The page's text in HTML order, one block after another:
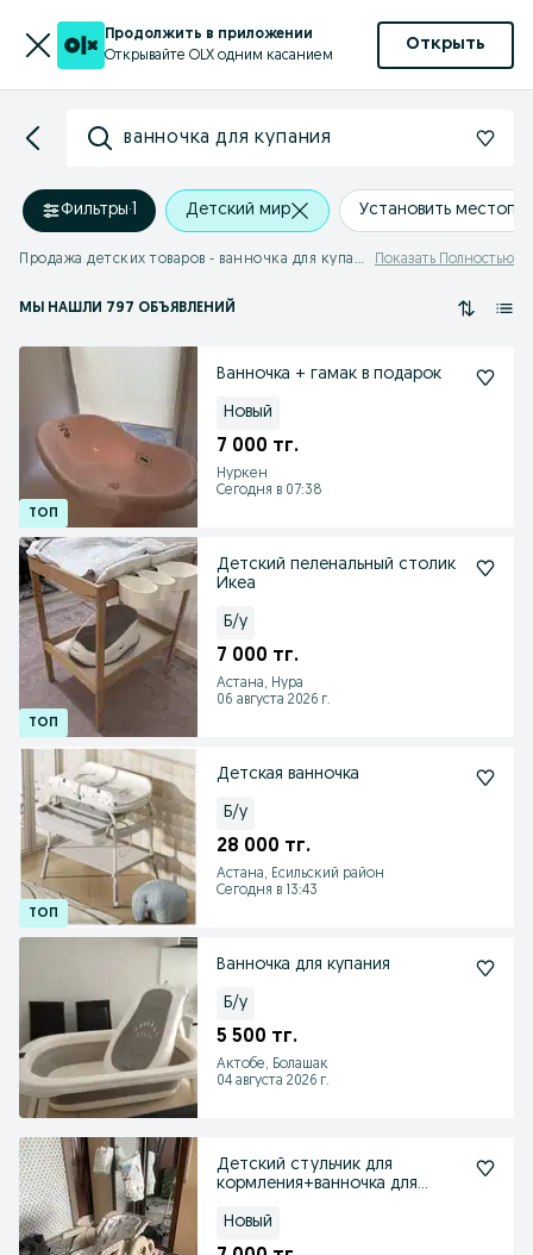
Продолжить в приложении
Открывайте OLX одним касанием
Открыть
ванночка для купания
Фильтры·1 Детский мир Установить
Продажа детских товаров - ванночка для купания Показать Полностью
МЫ НАШЛИ 797 ОБЪЯВЛЕНИЙ
Ванночка + гамак в подарок
Новый
7 000 тг.
Нуркен
Сегодня в 07:38
Детский пеленальный столик
Икеа
Б/у
7 000 тг.
Астана, Нура
06 августа 2026 г.
Детская ванночка
Б/у
28 000 тг.
Астана, Есильский район
Сегодня в 13:43
Ванночка для купания
Б/у
5 500 тг.
Актобе, Болашак
04 августа 2026 г.
Детский стульчик для
кормления+ванночка для
Новый